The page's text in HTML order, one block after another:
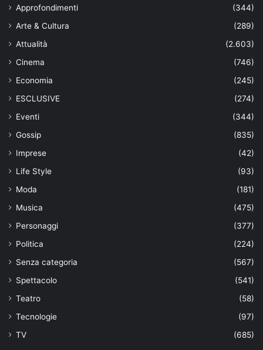
Approfondimenti
(344)
Arte & Cultura
(289)
Attualità
(2.603)
Cinema
(746)
Economia
(245)
ESCLUSIVE
(274)
Eventi
(344)
Gossip
(835)
Imprese
(42)
Life Style
(93)
Moda
(181)
Musica
(475)
Personaggi
(377)
Politica
(224)
Senza categoria
(567)
Spettacolo
(541)
Teatro
(58)
Tecnologie
(97)
TV
(685)